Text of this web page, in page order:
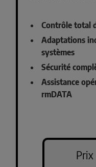
Contrôle total
Adaptations
systèmes
Sécurité
Assistance
rmDATA
Prix